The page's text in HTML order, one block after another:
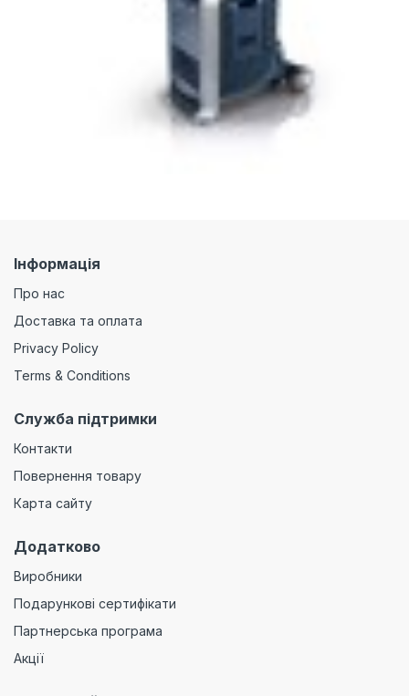
Інформація
Про нас
Доставка та оплата
Privacy Policy
Terms & Conditions
Служба підтримки
Контакти
Повернення товару
Карта сайту
Додатково
Виробники
Подарункові сертифікати
Партнерська програма
Акції